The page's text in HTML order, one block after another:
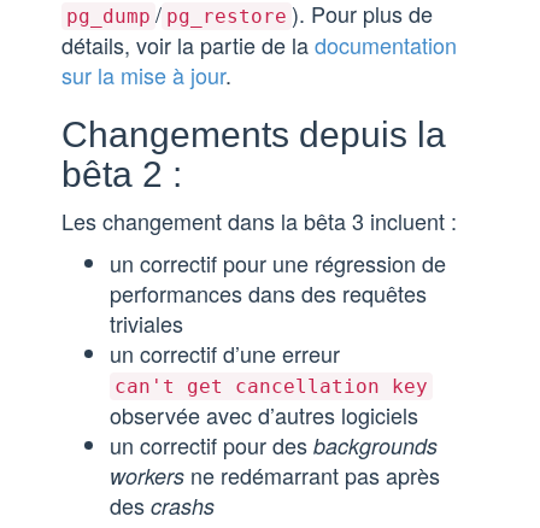
pg_dump / pg_restore ). Pour plus de
détails, voir la partie de ladocumentation
sur la mise à jour.
Changements depuis la
bêta 2 :
Les changement dans la bêta 3 incluent :
un correctif pour une régression de
performances dans des requêtes
triviales
un correctif d’une erreur
can't get cancellation key
observée avec d’autres logiciels
un correctif pour des backgrounds
workersne redémarrant pas après
des crashs